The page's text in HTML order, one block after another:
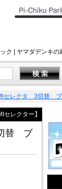
ヤマダデンキの
セレクタ 3切替 ブ
セレクター】
替 ブ